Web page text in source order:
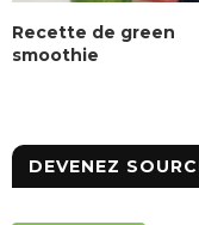
Recette de green
smoothie
DEVENEZ